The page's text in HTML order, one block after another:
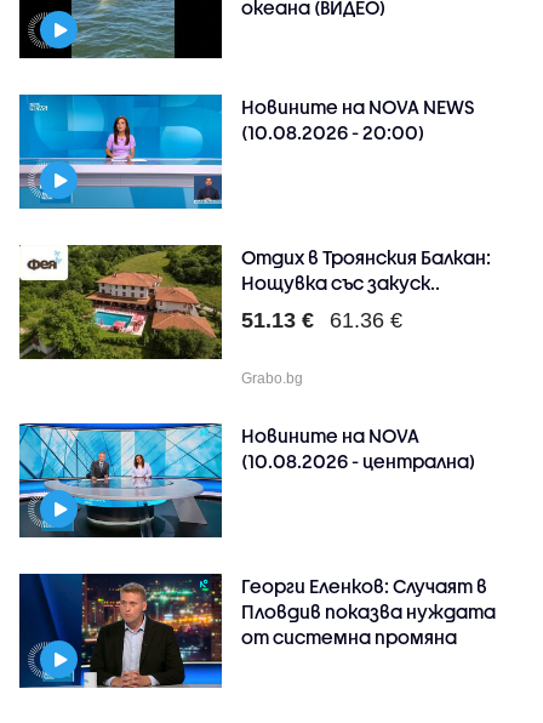
океана (ВИДЕО)
Новините на NOVA NEWS
(10.08.2026 - 20:00)
Отдих в Троянския Балкан:
Нощувка със закуск..
51.13 € 61.36 €
Grabo.bg
Новините на NOVA
(10.08.2026 - централна)
Георги Еленков: Случаят в
Пловдив показва нуждата
от системна промяна